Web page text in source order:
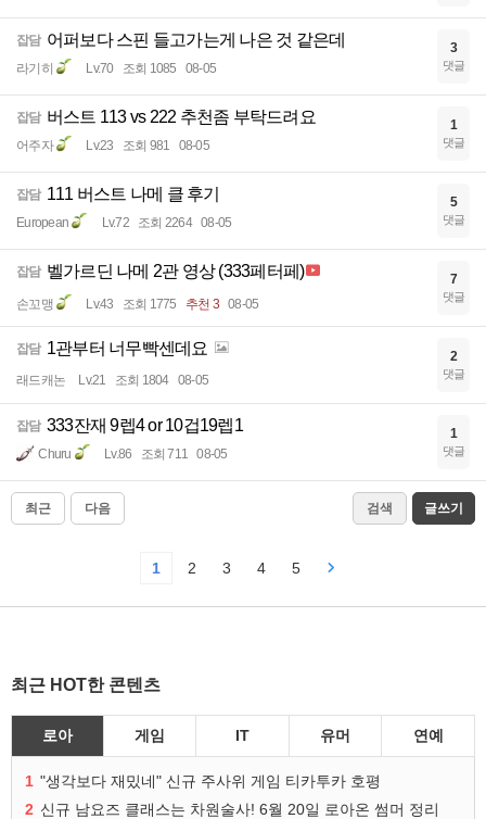
잡담 어퍼보다 스핀 들고가는게 나은 것 같은데
라기히 Lv.70 조회 1085 08-05
3
댓글
잡담 버스트 113 vs 222 추천좀 부탁드려요
어주자 Lv.23 조회 981 08-05
1
댓글
잡담 111 버스트 나메 클 후기
European Lv.72 조회 2264 08-05
5
댓글
잡담 벨가르딘 나메 2관 영상 (333페터페)
손꼬맹 Lv.43 조회 1775 추천 3 08-05
7
댓글
잡담 1관부터 너무빡센데요
래드캐논 Lv.21 조회 1804 08-05
2
댓글
잡담 333잔재 9렙4 or 10겁19렙1
Churu Lv.86 조회 711 08-05
1
댓글
최근 다음 검색 글쓰기
1 2 3 4 5
최근 HOT한 콘텐츠
로아 게임 IT 유머 연예
1 "생각보다 재밌네" 신규 주사위 게임 티카투카 호평
2 신규 남요즈 클래스는 차원술사! 6월 20일 로아온 썸머 정리